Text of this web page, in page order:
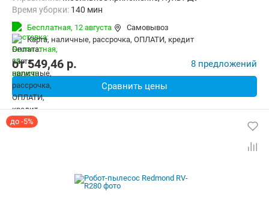
Время уборки: 140 мин
Бесплатная, 12 августа
Самовывоз
карта, наличные, рассрочка, ОПЛАТИ, кредит
от549,46 p. 8 предложений
Сравнить цены
до -5%